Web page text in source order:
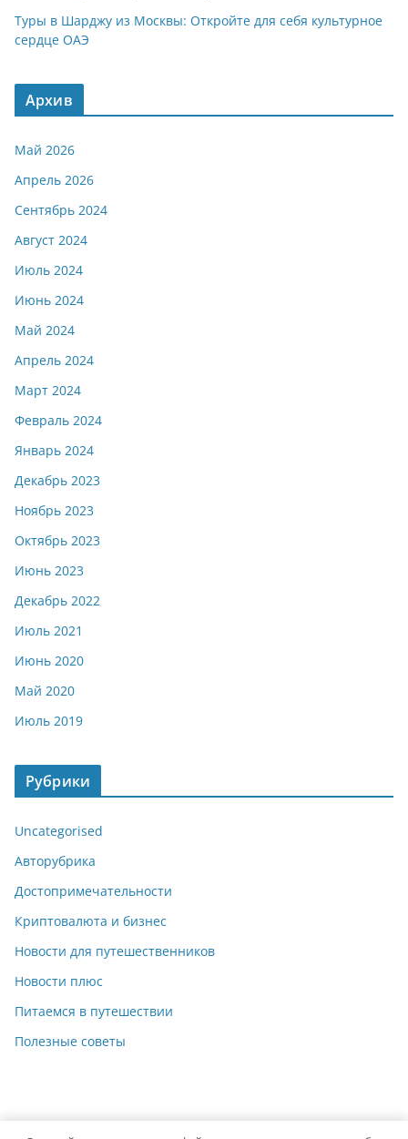
Туры в Шарджу из Москвы: Откройте для себя культурное
сердце ОАЭ
Архив
Май 2026
Апрель 2026
Сентябрь 2024
Август 2024
Июль 2024
Июнь 2024
Май 2024
Апрель 2024
Март 2024
Февраль 2024
Январь 2024
Декабрь 2023
Ноябрь 2023
Октябрь 2023
Июнь 2023
Декабрь 2022
Июль 2021
Июнь 2020
Май 2020
Июль 2019
Рубрики
Uncategorised
Авторубрика
Достопримечательности
Криптовалюта и бизнес
Новости для путешественников
Новости плюс
Питаемся в путешествии
Полезные советы